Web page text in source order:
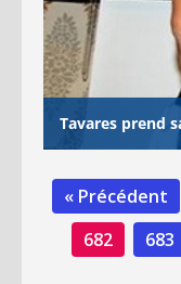
Tavares prend
« Précédent
682
683